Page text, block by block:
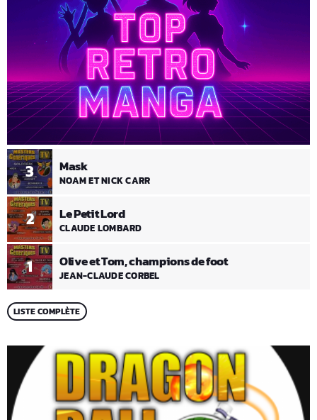
1 Olive et Tom, champions de foot
JEAN-CLAUDE CORBEL
2 Le Petit Lord
CLAUDE LOMBARD
3 Mask
NOAM ET NICK CARR
LISTE COMPLÈTE